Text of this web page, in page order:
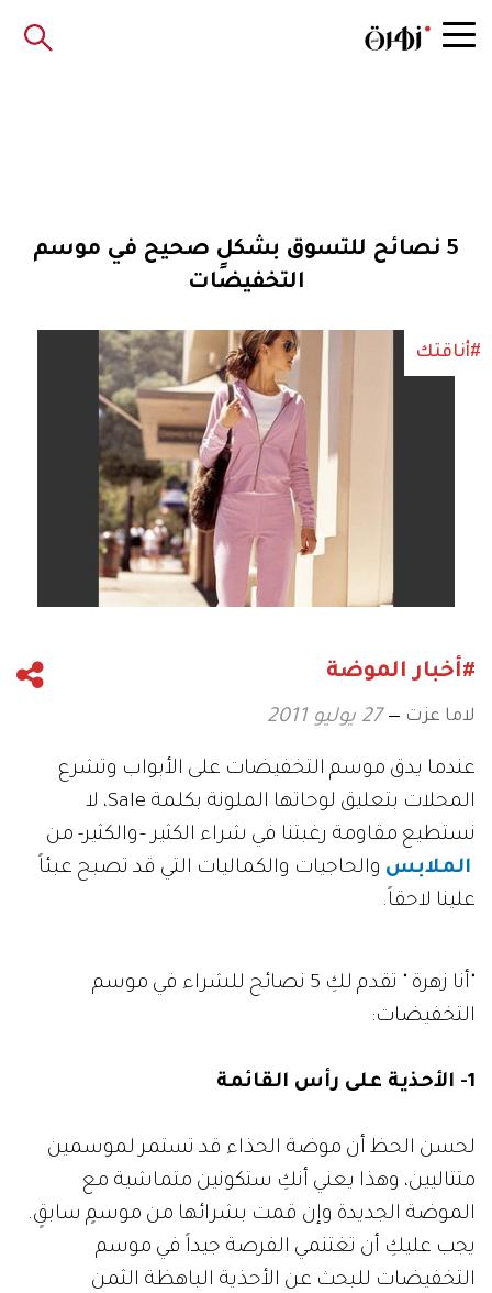
5 نصائح للتسوق بشكلٍ صحيح في موسم
التخفيضات
#أناقتك
#أخبار الموضة
لاما عزت 27 يوليو 2011
عندما يدق موسم التخفيضات على الأبواب وتشرع
المحلات بتعليق لوحاتها الملونة بكلمة Sale، لا
نستطيع مقاومة رغبتنا في شراء الكثير –والكثير- من
الملابس والحاجيات والكماليات التي قد تصبح عبئاً
علينا لاحقاً.
"أنا زهرة " تقدم لكِ 5 نصائح للشراء في موسم
التخفيضات:
1- الأحذية على رأس القائمة
لحسن الحظ أن موضة الحذاء قد تستمر لموسمين
متتاليين، وهذا يعني أنكِ ستكونين متماشية مع
الموضة الجديدة وإن قمت بشرائها من موسمٍ سابقٍ.
يجب عليكِ أن تغتنمي الفرصة جيداً في موسم
التخفيضات للبحث عن الأحذية الباهظة الثمن